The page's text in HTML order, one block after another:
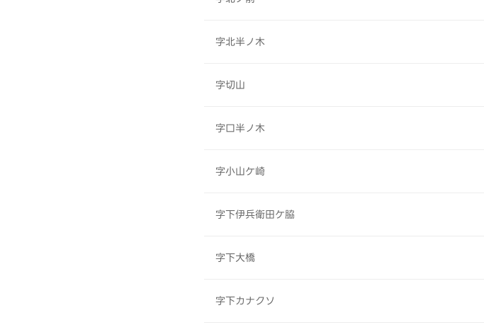
字北半ノ木
字切山
字口半ノ木
字小山ケ崎
字下伊兵衛田ケ脇
字下大橋
字下カナクソ